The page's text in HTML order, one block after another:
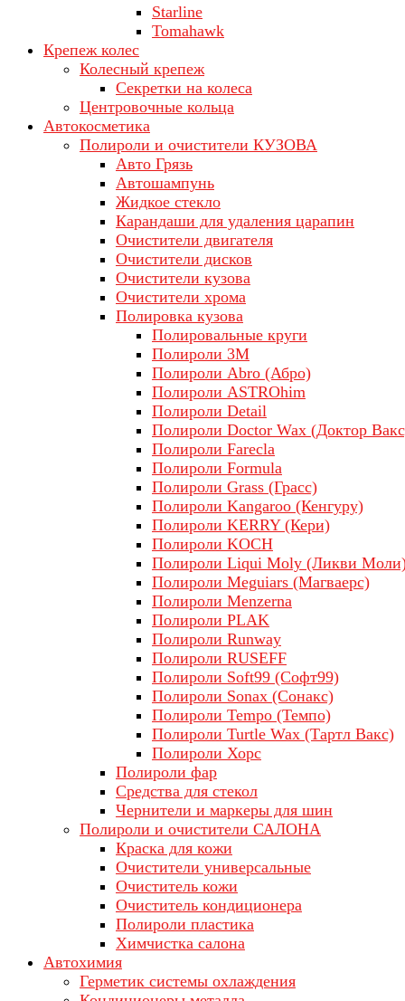
Starline
Tomahawk
Крепеж колес
Колесный крепеж
Секретки на колеса
Центровочные кольца
Автокосметика
Полироли и очистители КУЗОВА
Авто Грязь
Автошампунь
Жидкое стекло
Карандаши для удаления царапин
Очистители двигателя
Очистители дисков
Очистители кузова
Очистители хрома
Полировка кузова
Полировальные круги
Полироли 3М
Полироли Abro (Абро)
Полироли ASTROhim
Полироли Detail
Полироли Doctor Wax (Доктор
Полироли Farecla
Полироли Formula
Полироли Grass (Грасс)
Полироли Kangaroo (Кенгуру)
Полироли KERRY (Кери)
Полироли KOCH
Полироли Liqui Moly (Ликви
Полироли Meguiars (Магваерс)
Полироли Menzerna
Полироли PLAK
Полироли Runway
Полироли RUSEFF
Полироли Soft99 (Софт99)
Полироли Sonax (Сонакс)
Полироли Tempo (Темпо)
Полироли Turtle Wax (Тартл Вакс)
Полироли Хорс
Полироли фар
Средства для стекол
Чернители и маркеры для шин
Полироли и очистители САЛОНА
Краска для кожи
Очистители универсальные
Очиститель кожи
Очиститель кондиционера
Полироли пластика
Химчистка салона
Автохимия
Герметик системы охлаждения